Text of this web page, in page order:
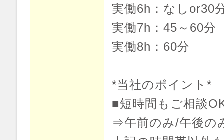
実働6h：なしor30
実働7h：45～60分
実働8h：60分
*当社のポイント*
■短時間もご相談
⇒午前のみ/午後の